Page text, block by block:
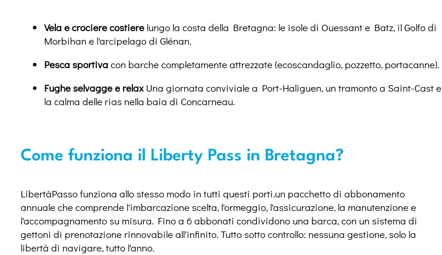
Vela e crociere costiere lungo la costa della Bretagna: le isole di Ouessant e Batz, il Golfo di
Morbihan e l'arcipelago di Glénan.
Pesca sportivacon barche completamente attrezzate (ecoscandaglio, pozzetto, portacanne).
Fughe selvagge e relax Una giornata conviviale a Port-Haliguen, un tramonto a Saint-Cast e
la calma delle rias nella baia di Concarneau.
Come funziona il Liberty Pass in Bretagna?
LibertàPassofunziona allo stesso modo in tutti questi porti.un pacchetto di abbonamento
annuale che comprende l'imbarcazione scelta, l'ormeggio, l'assicurazione, la manutenzione e
l'accompagnamento su misura. Fino a 6 abbonati condividono una barca, con un sistema di
gettoni di prenotazione rinnovabileall'infinito. Tutto sotto controllo: nessuna gestione, solo la
libertà di navigare, tutto l'anno.